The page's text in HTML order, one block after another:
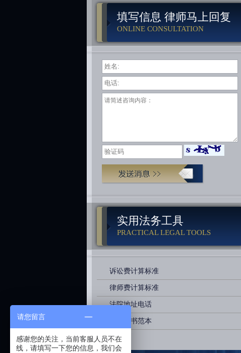
填写信息 律师马上回复
ONLINE CONSULTATION
实用法务工具
PRACTICAL LEGAL TOOLS
诉讼费计算标准
律师费计算标准
法院地址电话
诉讼文书范本
请您留言
感谢您的关注，当前客服人员不在
线，请填写一下您的信息，我们会